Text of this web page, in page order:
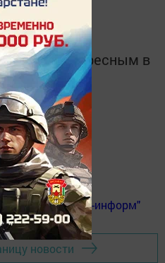
и интересным в
в
MАХ:
канал "Бавлы-информ"
новости